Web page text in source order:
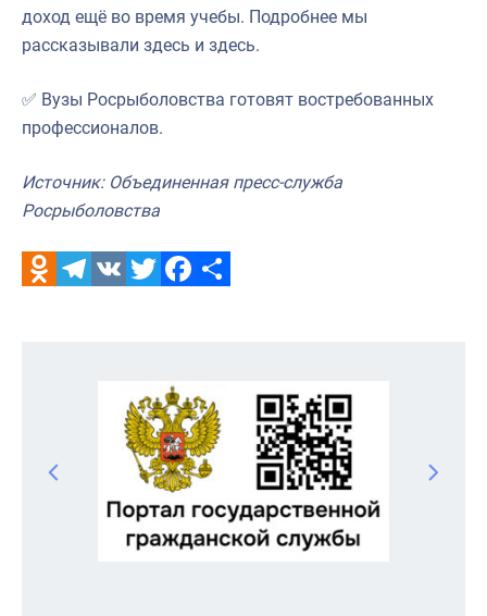
доход ещё во время учебы. Подробнее мы
рассказывали здесь и здесь.
✅ Вузы Росрыболовства готовят востребованных
профессионалов.
Источник: Объединенная пресс-служба
Росрыболовства